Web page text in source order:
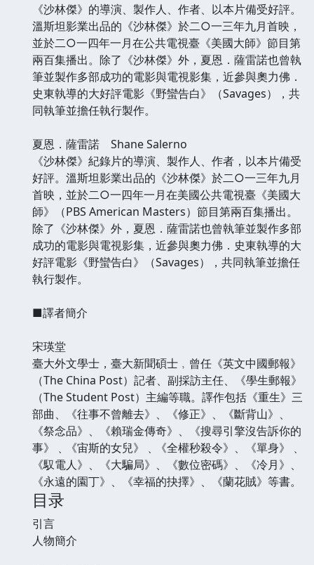
《沙林傑》的導演、製作人、作者、以本片備受好評。
溫斯坦影業出品的《沙林傑》於二○一三年九月首映，
並於二○一四年一月在公共電視臺《美國大師》節目第
兩百集播出。除了《沙林傑》外，夏恩．薩雷諾也曾執
筆並製作多部成功的電影與電視影集，近參與奧力佛．
史東執導的大好評電影《野蠻告白》（Savages），共
同執筆並擔任執行製作。
夏恩．薩雷諾 Shane Salerno
《沙林傑》紀錄片的導演、製作人、作者，以本片備受
好評。溫斯坦影業出品的《沙林傑》於二○一三年九月
首映，並於二○一四年一月在美國公共電視臺《美國大
師》（PBS American Masters）節目第兩百集播出。
除了《沙林傑》外，夏恩．薩雷諾也曾執筆並製作多部
成功的電影與電視影集，近參與奧力佛．史東執導的大
好評電影《野蠻告白》（Savages），共同執筆並擔任
執行製作。
■譯者簡介
宋瑛堂
臺大外文學士，臺大新聞碩士﹐曾任《英文中國郵報》
（The China Post）記者、副採訪主任、《學生郵報》
（The Student Post）主編等職。譯作包括《重生》三
部曲、《往事不曾離去》、《修正》、《斷背山》、
《祭念品》、《賴瑞金傳奇》、《搜尋引擎沒告訴你的
事》﹑《宙斯的女兒》﹑《全權秒殺令》、《單身》﹑
《馭電人》、《大騙局》、《數位密碼》、《冷月》、
《永遠的園丁》、《幸福的抉擇》、《蘭花賊》等書。
目录
引言
人物簡介